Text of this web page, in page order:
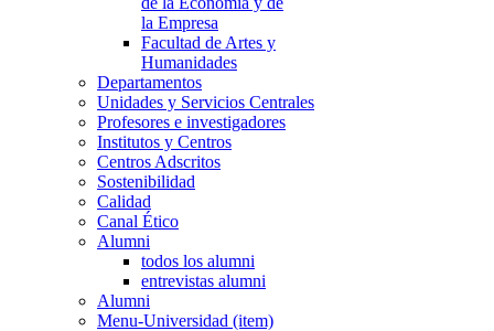
la Empresa
Facultad de Artes y
Humanidades
Departamentos
Unidades y Servicios Centrales
Profesores e investigadores
Institutos y Centros
Centros Adscritos
Sostenibilidad
Calidad
Canal Ético
Alumni
todos los alumni
entrevistas alumni
Alumni
Menu-Universidad (item)